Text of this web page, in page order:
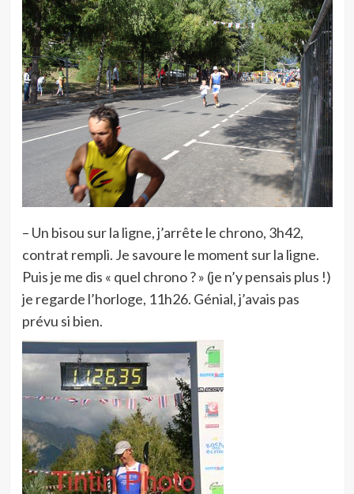
– Un bisou sur la ligne, j’arrête le chrono, 3h42,
contrat rempli. Je savoure le moment sur la ligne.
Puis je me dis « quel chrono ? » (je n’y pensais plus !)
je regarde l’horloge, 11h26. Génial, j’avais pas
prévu si bien.